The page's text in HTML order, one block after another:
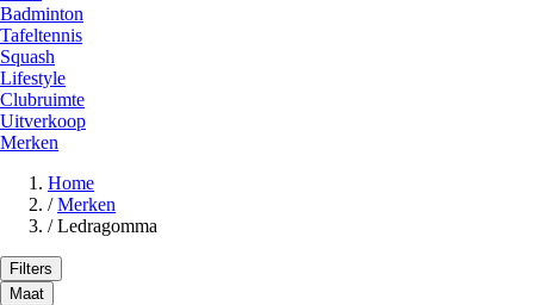
Badminton
Tafeltennis
Squash
Lifestyle
Clubruimte
Uitverkoop
Merken
Home
/ Merken
/ Ledragomma
Filters
Maat